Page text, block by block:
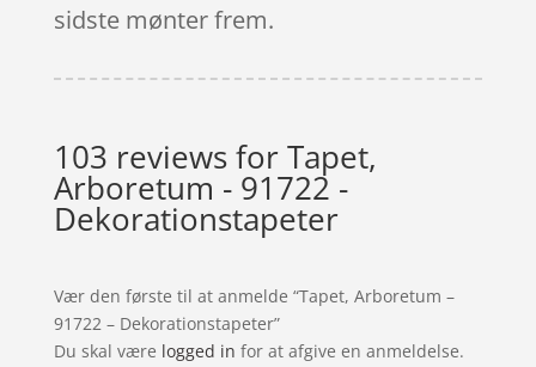
sidste mønter frem.
103 reviews forTapet,
Arboretum - 91722 -
Dekorationstapeter
Vær den første til at anmelde “Tapet, Arboretum –
91722 – Dekorationstapeter”
Du skal være logged in for at afgive en anmeldelse.